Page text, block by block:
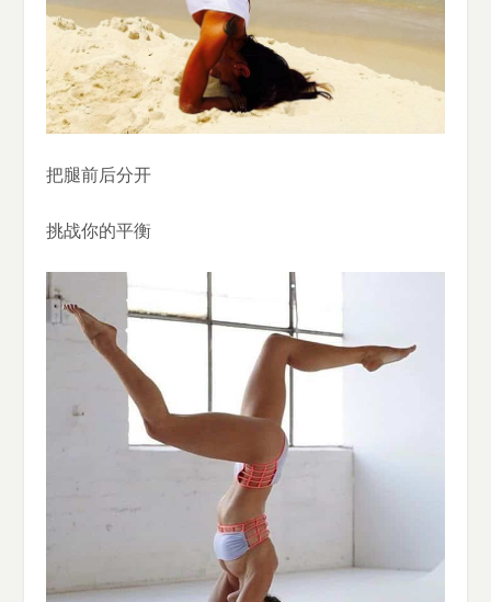
把腿前后分开
挑战你的平衡